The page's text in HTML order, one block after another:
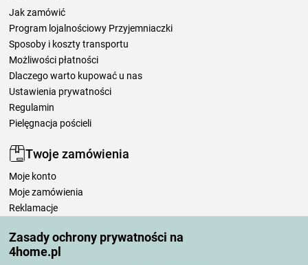
Zasady ochrony prywatności na
4home.pl
Jak zamówić
Program lojalnościowy Przyjemniaczki
Sposoby i koszty transportu
Możliwości płatności
Dlaczego warto kupować u nas
Ustawienia prywatności
Regulamin
Pielęgnacja pościeli
Twoje zamówienia
Moje konto
Moje zamówienia
Reklamacje
Zasady przetwarzania recenzji